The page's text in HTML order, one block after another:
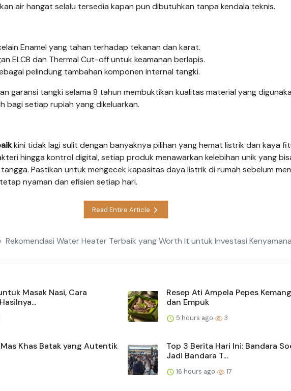
air hangat selalu tersedia kapan pun dibutuhkan tanpa kendala teknis.
Enamel yang tahan terhadap tekanan dan karat.
ELCB dan Thermal Cut-off untuk keamanan berlapis.
pelindung tambahan komponen internal tangki.
garansi tangki selama 8 tahun membuktikan kualitas material yang
bagi setiap rupiah yang dikeluarkan.
kini tidak lagi sulit dengan banyaknya pilihan yang hemat listrik dan kaya
hingga kontrol digital, setiap produk menawarkan kelebihan unik yang
Pastikan untuk mengecek kapasitas daya listrik di rumah sebelum
nyaman dan efisien setiap hari.
Read Entire Article
Rekomendasi Water Heater Terbaik yang Worth It untuk Investasi
Masak Nasi, Cara
Resep Ati Ampela Pepes
dan Empuk
5 hours ago 3
Khas Batak yang Autentik
Top 3 Berita Hari Ini: Bandara
Jadi Bandara T...
16 hours ago 17